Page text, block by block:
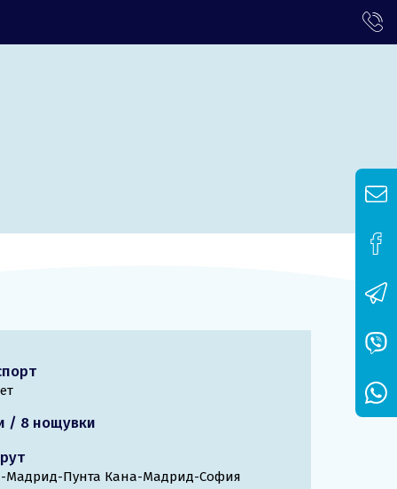
/ 8 нощувки
Мадрид-Пунта Кана-Мадрид-София